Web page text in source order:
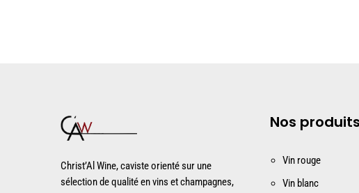
Christ’Al Wine, caviste orienté sur une
sélection de qualité en vins et champagnes,
Nos produits
Vin rouge
Vin blanc